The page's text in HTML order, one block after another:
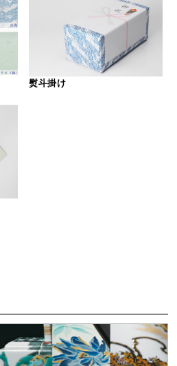
熨斗掛け